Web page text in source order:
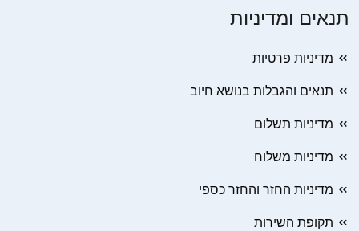
תנאים ומדיניות
מדיניות פרטיות
תנאים והגבלות בנושא חיוב
מדיניות תשלום
מדיניות משלוח
מדיניות החזר והחזר כספי
תקופת השירות